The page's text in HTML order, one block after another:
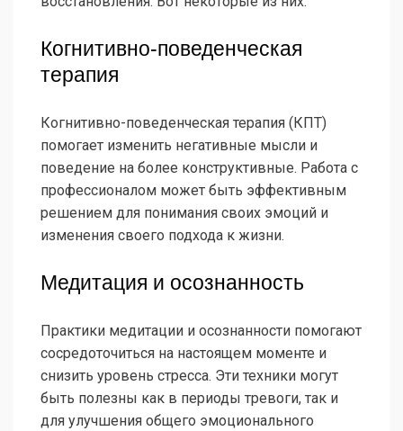
Когнитивно-поведенческая
терапия
Когнитивно-поведенческая терапия (КПТ)
помогает изменить негативные мысли и
поведение на более конструктивные. Работа с
профессионалом может быть эффективным
решением для понимания своих эмоций и
изменения своего подхода к жизни.
Медитация и осознанность
Практики медитации и осознанности помогают
сосредоточиться на настоящем моменте и
снизить уровень стресса. Эти техники могут
быть полезны как в периоды тревоги, так и
для улучшения общего эмоционального